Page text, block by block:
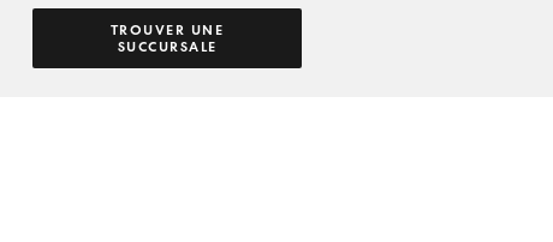
TROUVER UNE
SUCCURSALE